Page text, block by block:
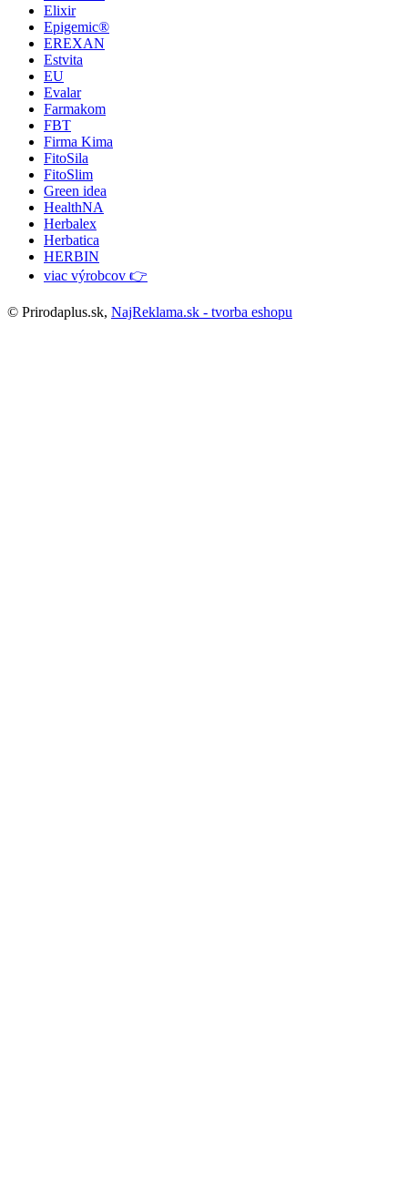
Elixir
Epigemic®
EREXAN
Estvita
EU
Evalar
Farmakom
FBT
Firma Kima
FitoSila
FitoSlim
Green idea
HealthNA
Herbalex
Herbatica
HERBIN
viac výrobcov 👉
© Prirodaplus.sk, NajReklama.sk - tvorba eshopu